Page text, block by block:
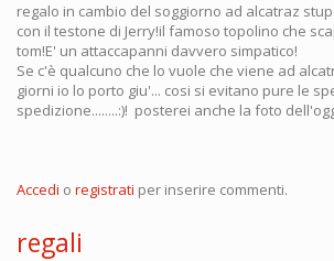
regalo in cambio del soggiorno ad alcatraz
con il testone di Jerry!il famoso topolino che
tom!E' un attaccapanni davvero simpatico!
Se c'è qualcuno che lo vuole che viene ad
giorni io lo porto giu'... cosi si evitano pure le
spedizione........:)! posterei anche la foto
Accedi o registrati per inserire commenti.
regali